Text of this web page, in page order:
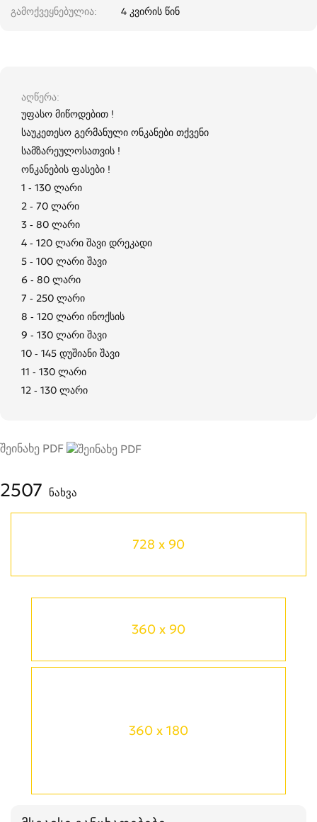
360 x 90
360 x 180
გამოქვეყნებულია
4 კვირის წინ
აღწერა
უფასო მიწოდებით !
საუკეთესო გერმანული ონკანები თქვენი
სამზარეულოსათვის !
ონკანების ფასები !
1 - 130 ლარი
2 - 70 ლარი
3 - 80 ლარი
4 - 120 ლარი შავი დრეკადი
5 - 100 ლარი შავი
6 - 80 ლარი
7 - 250 ლარი
8 - 120 ლარი ინოქსის
9 - 130 ლარი შავი
10 - 145 დუშიანი შავი
11 - 130 ლარი
12 - 130 ლარი
შეინახე PDF
2507 ნახვა
728 x 90